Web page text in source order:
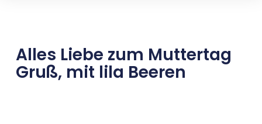
Alles Liebe zum Muttertag
Gruß, mit lila Beeren